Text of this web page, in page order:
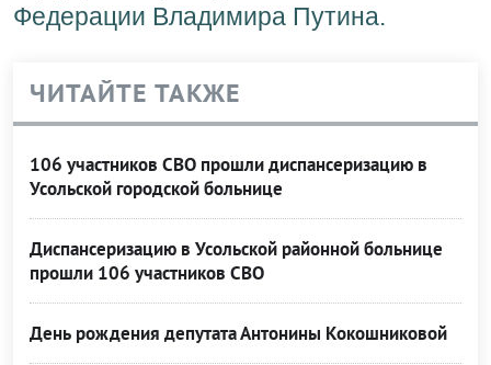
Федерации Владимира Путина.
ЧИТАЙТЕ ТАКЖЕ
106 участников СВО прошли диспансеризацию в
Усольской городской больнице
Диспансеризацию в Усольской районной больнице
прошли 106 участников СВО
День рождения депутата Антонины Кокошниковой